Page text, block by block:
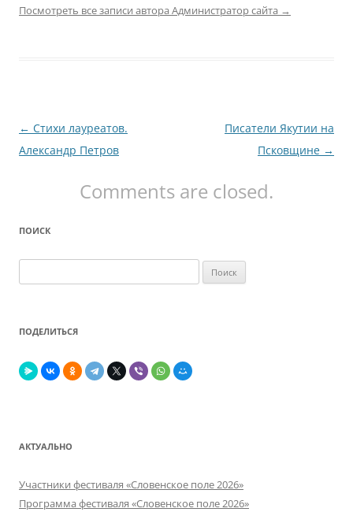
Посмотреть все записи автора Администратор сайта →
Навигация
по
← Стихи лауреатов.
Александр Петров
Писатели Якутии на
Псковщине →
Comments are closed.
ПОИСК
ПОДЕЛИТЬСЯ
АКТУАЛЬНО
Участники фестиваля «Словенское поле 2026»
Программа фестиваля «Словенское поле 2026»